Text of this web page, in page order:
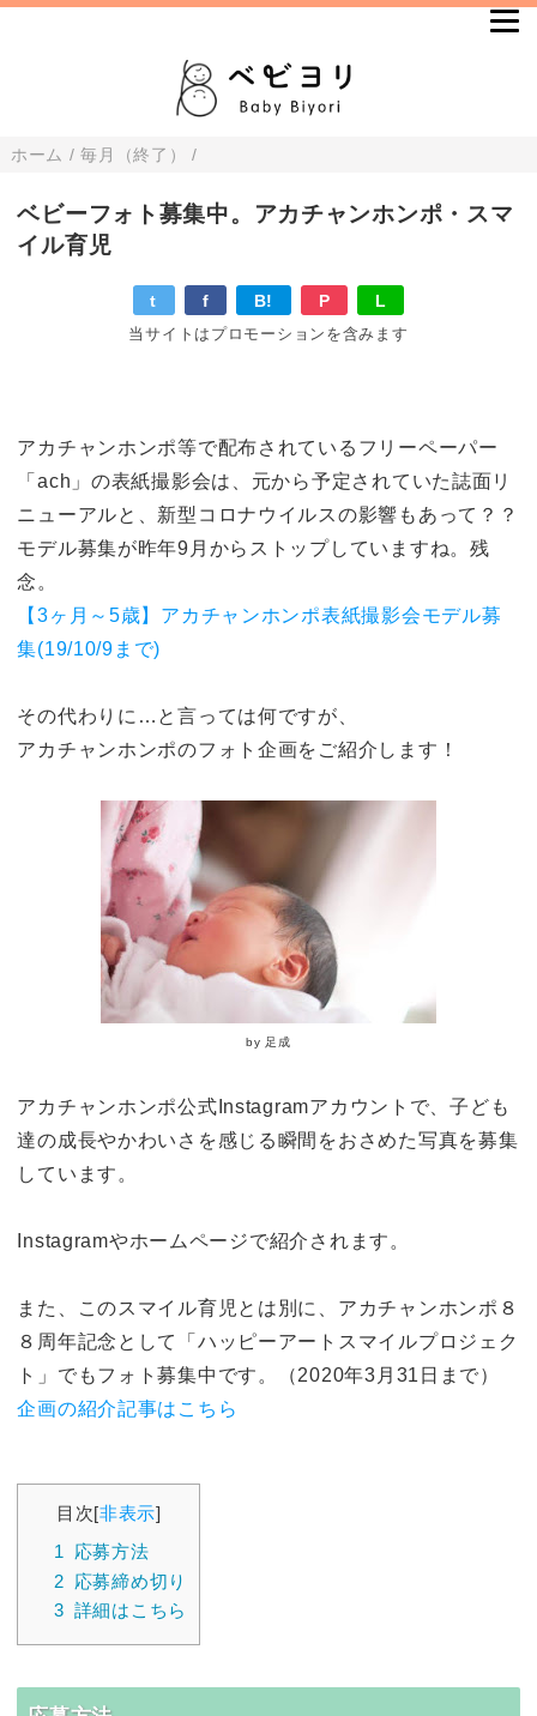
ホーム /毎月（終了） /
ベビーフォト募集中。アカチャンホンポ・スマ
イル育児
t f B! P L
当サイトはプロモーションを含みます
アカチャンホンポ等で配布されているフリーペーパー
「ach」の表紙撮影会は、元から予定されていた誌面リ
ニューアルと、新型コロナウイルスの影響もあって？？
モデル募集が昨年9月からストップしていますね。残
念。
【3ヶ月～5歳】アカチャンホンポ表紙撮影会モデル募
集(19/10/9まで)
その代わりに…と言っては何ですが、
アカチャンホンポのフォト企画をご紹介します！
by 足成
アカチャンホンポ公式Instagramアカウントで、子ども
達の成長やかわいさを感じる瞬間をおさめた写真を募集
しています。
Instagramやホームページで紹介されます。
また、このスマイル育児とは別に、アカチャンホンポ８
８周年記念として「ハッピーアートスマイルプロジェク
ト」でもフォト募集中です。（2020年3月31日まで）
企画の紹介記事はこちら
目次[非表示]
1
応募方法
2 応募締め切り
3 詳細はこちら